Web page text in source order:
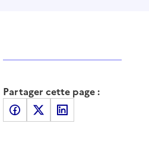
Partager cette page :
Partager sur Facebook
Partager sur XPartager sur LinkedIn